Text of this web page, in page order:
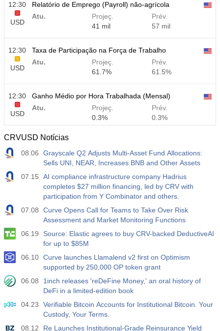
12:30
USD
Relatório de Emprego (Payroll) não-agrícola
Atu.
Projeç.
41 mil
Prév.
57 mil
12:30
USD
Taxa de Participação na Força de Trabalho
Atu.
Projeç.
61.7%
Prév.
61.5%
12:30
USD
Ganho Médio por Hora Trabalhada (Mensal)
Atu.
Projeç.
0.3%
Prév.
0.3%
12:30
USD
Ganho Médio por Hora Trabalhada (Anual)
Atu.
Projeç.
3.5%
Prév.
3.5%
USD
Relatório de Emprego - Payroll - Privado
Atu.
Projeç.
40 mil
Prév.
49 mil
12:30
USD
Taxa de Desemprego U6
Atu.
7.9%
7.9%
17:00
Contagem de Sondas Baker Hughes
Atu.
Projeç.
451
17:00
Contagem Total de Sondas dos EUA por Baker
CRVUSD Notícias
08.06
Grayscale Q2 Adjusts Multi-Asset Fund Allocations:
Sells UNI, NEAR, Increases BNB and Other Assets
07.15
AI compliance infrastructure company Hadrius
completes $27 million financing, led by CRV with
participation from Y Combinator and others.
07.08
Curve Opens Call for Teams to Take Over Risk
Assessment and Market Monitoring Functions
06.19
Source: Elastic agrees to buy CRV-backed DeductiveAI
for up to $85M
06.10 Curve launches Llamalend v2 first on Optimism
supported by 250,000 OP token grant
06.08
1inch releases 'reDeFine Money,' an oral history of
DeFi in a limited-edition book
04.23
Verifiable Bitcoin Accounts for Institutional Bitcoin. Your
Custody, Your Terms.
08.12
Re Launches Institutional-Grade Reinsurance Yield